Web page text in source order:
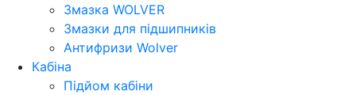
Змазка WOLVER
Змазки для підшипників
Антифризи Wolver
Кабіна
Підйом кабіни